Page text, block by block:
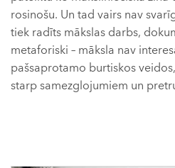
rosinošu. Un tad vairs nav
tiek radīts mākslas darbs,
metaforiski – māksla nav
pašsaprotamo burtiskos
starp samezglojumiem un